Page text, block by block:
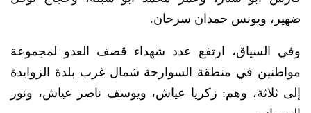
ضهير، ويونس حمدان سرحان.
وفي السياق، ارتفع عدد شهداء قصف العدو لمجموعة
مواطنين في منطقة السوارحة شمال غرب بلدة الزوايدة
إلى ثلاثة، وهم: زكريا عياش، ويوسف ناصر عياش، ونور